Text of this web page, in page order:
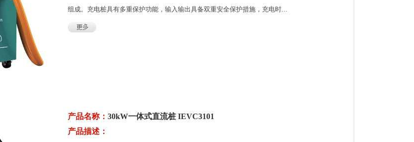
组成。充电桩具有多重保护功能，输入输出具备双重安全保护措施，充电时...
产品名称： 30kW一体式直流桩 IEVC3101
产品描述：